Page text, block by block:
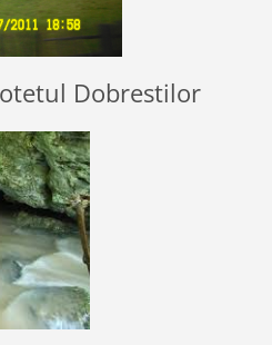
Dobrestilor